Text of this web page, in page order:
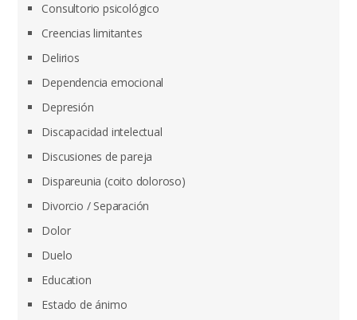
Consultorio psicológico
Creencias limitantes
Delirios
Dependencia emocional
Depresión
Discapacidad intelectual
Discusiones de pareja
Dispareunia (coito doloroso)
Divorcio / Separación
Dolor
Duelo
Education
Estado de ánimo